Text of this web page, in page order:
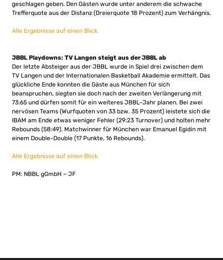
geschlagen geben. Den Gästen wurde unter anderem die schwache
Trefferquote aus der Distanz (Dreierquote 18 Prozent) zum Verhängnis.
Alle Ergebnisse auf einen Blick
JBBL Playdowns: TV Langen steigt aus der JBBL ab
Der letzte Absteiger aus der JBBL wurde in Spiel drei zwischen dem
TV Langen und der Internationalen Basketball Akademie ermittelt. Das
glückliche Ende konnten die Gäste aus München für sich
beanspruchen, siegten sie doch nach der zweiten Verlängerung mit
73:65 und dürfen somit für ein weiteres JBBL-Jahr planen. Bei zwei
nervösen Teams (Wurfquoten von 33 bzw. 35 Prozent) leistete sich die
IBAM am Ende etwas weniger Fehler (29:23 Turnover) und holten mehr
Rebounds (58:49). Matchwinner für München war Emanuel Egidin mit
einem Double-Double (17 Punkte, 16 Rebounds).
Alle Ergebnisse auf einen Blick
PM: NBBL gGmbH – JF